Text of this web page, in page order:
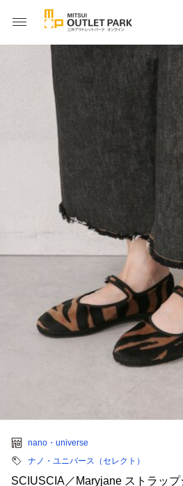
nano・universe
ナノ・ユニバース（セレクト）
SCIUSCIA／Maryjane ストラップ